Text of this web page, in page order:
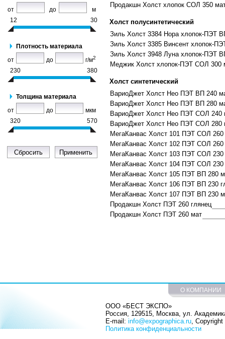
от
до
м
30
12
Плотность материала
от
до г/м2
380
230
Толщина материала
от
до
мкм
570
320
Продакшн Холст хлопок СОЛ 350
Холст полусинтетический
Зиль Холст 3384 Нора хлопок-ПЭТ
Зиль Холст 3385 Винсент хлопок-
Зиль Холст 3948 Луна хлопок-ПЭТ
Меджик Холст хлопок-ПЭТ СОЛ 300
Холст синтетический
ВариоДжет Холст Нео ПЭТ ВП 240
ВариоДжет Холст Нео ПЭТ ВП 280
ВариоДжет Холст Нео ПЭТ СОЛ 240
ВариоДжет Холст Нео ПЭТ СОЛ 280
МегаКанвас Холст 101 ПЭТ СОЛ 260
МегаКанвас Холст 102 ПЭТ СОЛ 260
МегаКанвас Холст 103 ПЭТ СОЛ 230
МегаКанвас Холст 104 ПЭТ СОЛ 230
МегаКанвас Холст 105 ПЭТ ВП 280
МегаКанвас Холст 106 ПЭТ ВП 230
МегаКанвас Холст 107 ПЭТ ВП 230
Продакшн Холст ПЭТ 260 глянец
Продакшн Холст ПЭТ 260 мат
О КОМПАНИИ
ООО «БЕСТ ЭКСПО»
Россия, 129515, Москва, ул.
E-mail: info@expographica.ru,
Политика конфиденциальности